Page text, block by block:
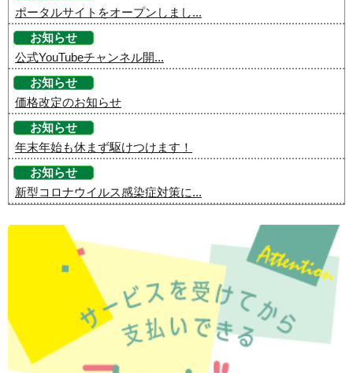
ポータルサイトをオープンしまし...
お知らせ
公式YouTubeチャンネル開...
お知らせ
価格改定のお知らせ
お知らせ
年末年始も休まず駆けつけます！
お知らせ
新型コロナウイルス感染症対策に...